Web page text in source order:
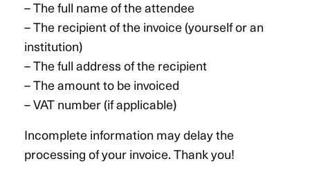
– The full name of the attendee
– The recipient of the invoice (yourself or an
institution)
– The full address of the recipient
– The amount to be invoiced
– VAT number (if applicable)
Incomplete information may delay the
processing of your invoice. Thank you!